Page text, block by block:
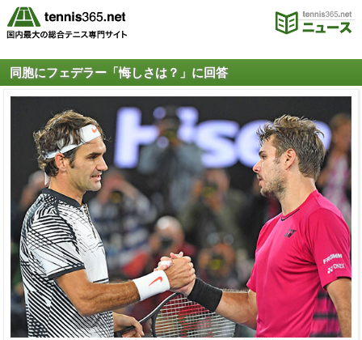
同胞にフェデラー「悔しさは？」に回答